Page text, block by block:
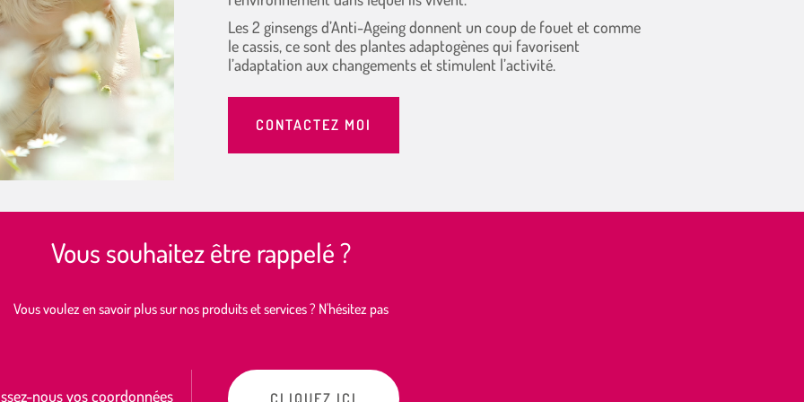
Les 2 ginsengs d’Anti-Ageing donnent un coup de fouet et comme
le cassis, ce sont des plantes adaptogènes qui favorisent
l’adaptation aux changements et stimulent l’activité.
CONTACTEZ MOI
Vous souhaitez être rappelé ?
Vous voulez en savoir plus sur nos produits et services ? N'hésitez pas
nous vos coordonnées CLIQUEZ ICI